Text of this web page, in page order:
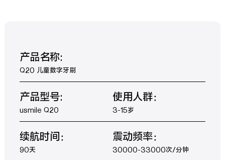
产品名称:
Q20 儿童数字牙刷
产品型号:
usmile Q20
使用人群：
3-15岁
续航时间：
90天
震动频率：
30000-33000次/分钟